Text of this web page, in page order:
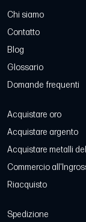
Chi siamo
Contatto
Blog
Glossario
Domande frequenti
Acquistare oro
Acquistare argento
Acquistare metalli
Commercio
Riacquisto
Spedizione